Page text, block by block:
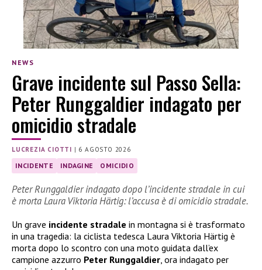
NEWS
Grave incidente sul Passo Sella:
Peter Runggaldier indagato per
omicidio stradale
LUCREZIA CIOTTI | 6 AGOSTO 2026
INCIDENTE INDAGINE OMICIDIO
Peter Runggaldier indagato dopo l’incidente stradale in cui
è morta Laura Viktoria Härtig: l’accusa è di omicidio stradale.
Un grave incidente stradale in montagna si è trasformato
in una tragedia: la ciclista tedesca Laura Viktoria Härtig è
morta dopo lo scontro con una moto guidata dall’ex
campione azzurro Peter Runggaldier , ora indagato per